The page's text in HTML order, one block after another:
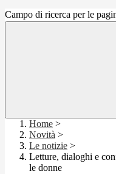
Campo di ricerca per le
Home >
Novità >
Le notizie >
Letture, dialoghi e
le donne